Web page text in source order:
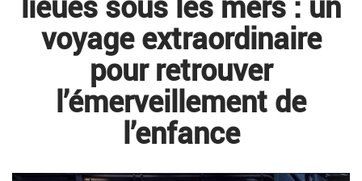
voyage extraordinaire
pour retrouver
l’émerveillement de
l’enfance